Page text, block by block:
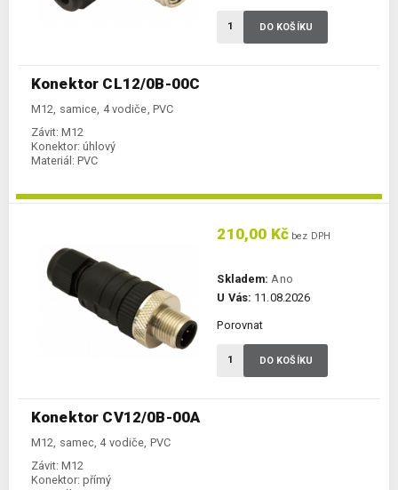
Konektor CL12/0B-00C
M12, samice, 4 vodiče, PVC
Závit: M12
Konektor: úhlový
Materiál: PVC
DO KOŠÍKU
Konektor CV12/0B-00A
M12, samec, 4 vodiče, PVC
Závit: M12
Konektor: přímý
210,00 Kč bez DPH
Skladem: Ano
U Vás: 11.08.2026
Porovnat
DO KOŠÍKU